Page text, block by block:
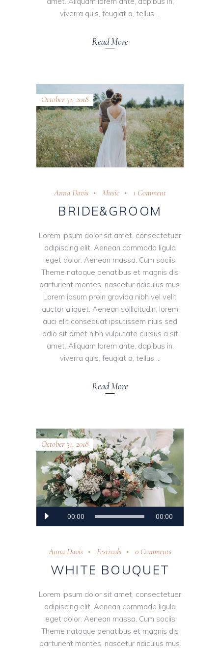
viverra quis, feugiat a, tellus
Read More
October 31, 2018
Anna Davis Music 1 Comment
BRIDE&GROOM
Lorem ipsum dolor sit amet, consectetuer
adipiscing elit. Aenean commodo ligula
eget dolor. Aenean massa. Cum sociis
Theme natoque penatibus et magnis dis
parturient montes, nascetur ridiculus mus.
Lorem ipsum proin gravida nibh vel velit
auctor aliquet. Aenean sollicitudin, lorem
auci elit consequat ipsutissem niuis sed
odio sit amet nibh vulputate cursus a sit
amet. Aliquam lorem ante, dapibus in,
viverra quis, feugiat a, tellus
Read More
October 31, 2018
Audio
Player
00:00 00:00
Anna Davis Festivals 0 Comments
WHITE BOUQUET
Lorem ipsum dolor sit amet, consectetuer
adipiscing elit. Aenean commodo ligula
eget dolor. Aenean massa. Cum sociis
Theme natoque penatibus et magnis dis
parturient montes, nascetur ridiculus mus.